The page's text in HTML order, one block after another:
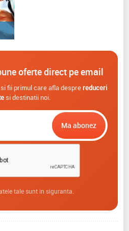
oferte direct pe email
fii primul care afla despre reduceri
si destinatii noi.
tale sunt in siguranta.